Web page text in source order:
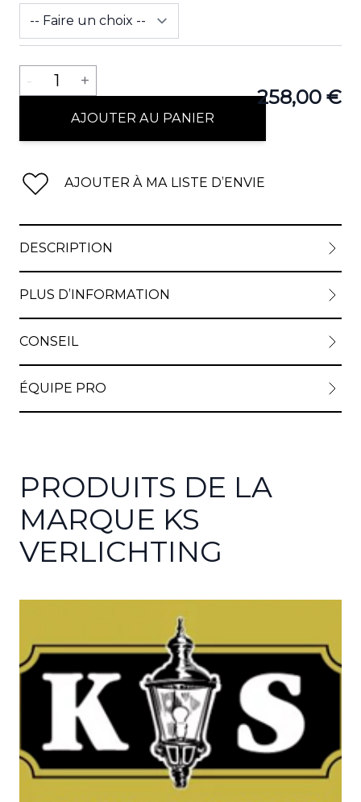
258,00 €
Quantité
- 1 +
AJOUTER AU PANIER
AJOUTER À MA LISTE D’ENVIE
DESCRIPTION
PLUS D’INFORMATION
CONSEIL
ÉQUIPE PRO
PRODUITS DE LA
MARQUE KS
VERLICHTING